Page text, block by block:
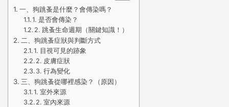
一、狗跳蚤是什麼？會傳染嗎？
1. 是否會傳染？
2. 跳蚤生命週期（關鍵知識！）
二、狗跳蚤症狀與判斷方式
1. 目視可見的跡象
2. 皮膚症狀
3. 行為變化
三、狗跳蚤從哪裡感染？（原因）
1. 室外來源
2. 室內來源